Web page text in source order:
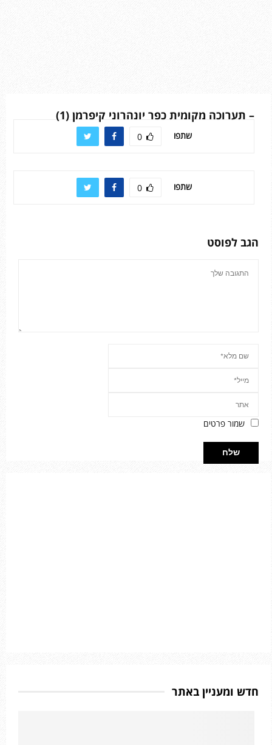
– תערוכה מקומית כפר יונהרוני קיפרמן (1)
שתפו 0
שתפו 0
הגב לפוסט
שמור פרטים
חדש ומעניין באתר